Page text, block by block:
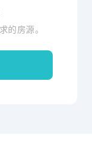
的房源。